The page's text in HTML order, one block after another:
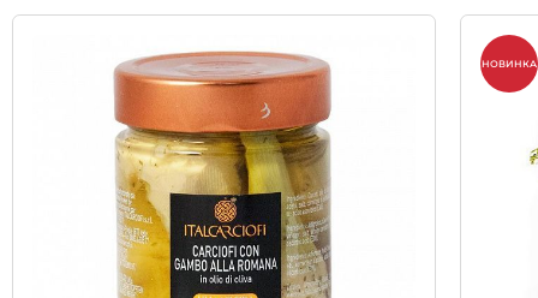
НОВИНКА